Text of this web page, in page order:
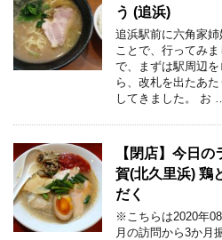
う (追浜)
追浜駅前に六角家
ことで、行ってみ
で、まずは駅周辺
ら、改札を出たあ
してきました。 お …
【閉店】今日
賀(北久里浜) 鶏
だく
※こちらは2020年
月の訪問から3か月